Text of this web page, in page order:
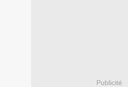
Publicité